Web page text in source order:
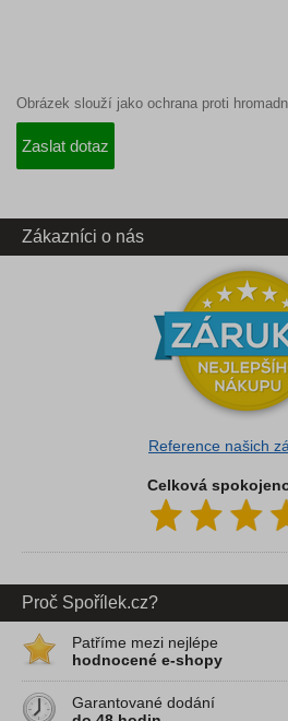
Obrázek slouží jako ochrana proti
Zákazníci o nás
Reference našich
Celková
Proč Spořílek.cz?
Patříme mezi nejlépe
hodnocené e-shopy
Garantované dodání